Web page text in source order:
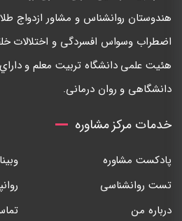
هندوستان روانشناس و مشاور ازدواج
اضطراب وسواس افسردگی و اختلالات
دانشگاهی و روان درمانی.
خدمات مرکز مشاوره
پادکست مشاوره
تست روانشناسی
درباره من